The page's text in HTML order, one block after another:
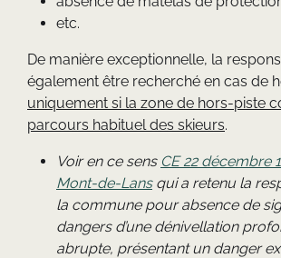
etc.
De manière exceptionnelle, la
également être recherché en cas de
uniquement si la zone de hors-piste
parcours habituel des skieurs.
Voir en ce sens CE 22 décembre
Mont-de-Lansqui a retenu la
la commune pourabsence de
dangers d’une dénivellation
abrupte, présentant un danger